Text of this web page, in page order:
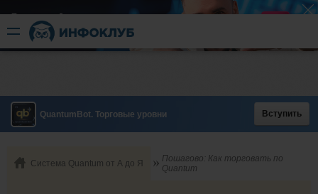
Быстрый разгон
​в короткие сроки
QuantumBot. Торговые уровни Вступить
Система Quantum от А до Я
Пошагово: Как торговать по
Quantum